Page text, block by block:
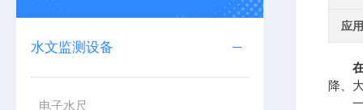
水文监测设备
电子水尺
应
降、
一